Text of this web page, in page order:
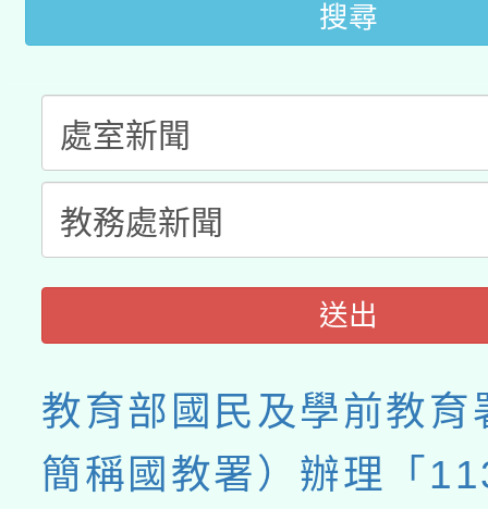
搜尋
送出
教育部國民及學前教育
簡稱國教署）辦理「